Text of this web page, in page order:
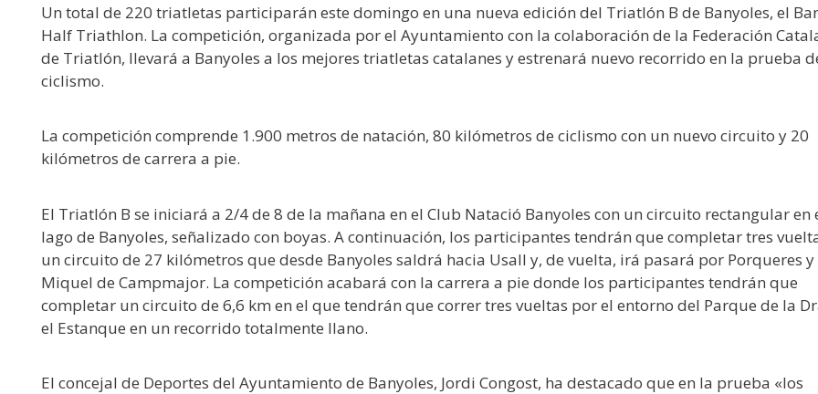
Un total de 220 triatletas participarán este domingo en una nueva edición del Triatlón B de Banyoles, el
Half Triathlon. La competición, organizada por el Ayuntamiento con la colaboración de la Federación
de Triatlón, llevará a Banyoles a los mejores triatletas catalanes y estrenará nuevo recorrido en la prueba
ciclismo.
La competición comprende 1.900 metros de natación, 80 kilómetros de ciclismo con un nuevo circuito y 20
kilómetros de carrera a pie.
El Triatlón B se iniciará a 2/4 de 8 de la mañana en el Club Natació Banyoles con un circuito rectangular en
lago de Banyoles, señalizado con boyas. A continuación, los participantes tendrán que completar tres
un circuito de 27 kilómetros que desde Banyoles saldrá hacia Usall y, de vuelta, irá pasará por Porqueres y
Miquel de Campmajor. La competición acabará con la carrera a pie donde los participantes tendrán que
completar un circuito de 6,6 km en el que tendrán que correr tres vueltas por el entorno del Parque de la
el Estanque en un recorrido totalmente llano.
El concejal de Deportes del Ayuntamiento de Banyoles, Jordi Congost, ha destacado que en la prueba «los